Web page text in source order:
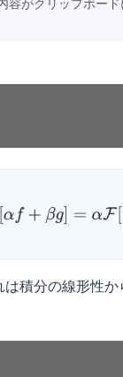
F [α +β ]= αF[f]
積分の線形性か